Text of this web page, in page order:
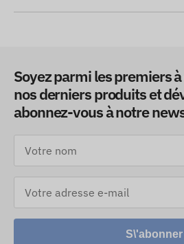
Soyez parmi les premiers
nos derniers produits et
abonnez-vous à notre
S\'abonner